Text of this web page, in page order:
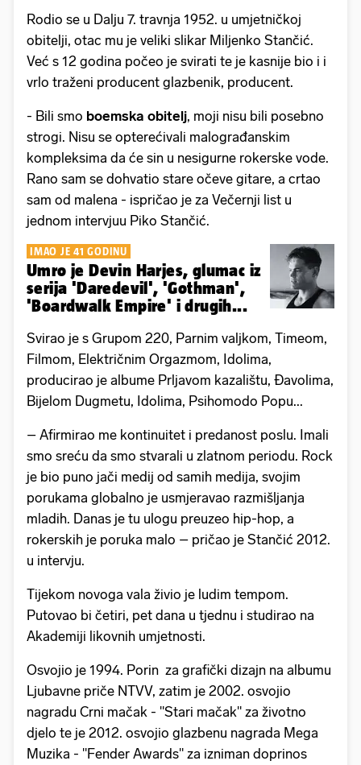
Rodio se u Dalju 7. travnja 1952. u umjetničkoj
obitelji, otac mu je veliki slikar Miljenko Stančić.
Već s 12 godina počeo je svirati te je kasnije bio i i
vrlo traženi producent glazbenik, producent.
- Bili smo boemska obitelj, moji nisu bili posebno
strogi. Nisu se opterećivali malograđanskim
kompleksima da će sin u nesigurne rokerske vode.
Rano sam se dohvatio stare očeve gitare, a crtao
sam od malena - ispričao je za Večernji list u
jednom intervjuu Piko Stančić.
IMAO JE 41 GODINU
Umro je Devin Harjes, glumac iz
serija 'Daredevil', 'Gothman',
'Boardwalk Empire' i drugih...
Svirao je s Grupom 220, Parnim valjkom, Timeom,
Filmom, Električnim Orgazmom, Idolima,
producirao je albume Prljavom kazalištu, Đavolima,
Bijelom Dugmetu, Idolima, Psihomodo Popu...
– Afirmirao me kontinuitet i predanost poslu. Imali
smo sreću da smo stvarali u zlatnom periodu. Rock
je bio puno jači medij od samih medija, svojim
porukama globalno je usmjeravao razmišljanja
mladih. Danas je tu ulogu preuzeo hip-hop, a
rokerskih je poruka malo – pričao je Stančić 2012.
u intervju.
Tijekom novoga vala živio je ludim tempom.
Putovao bi četiri, pet dana u tjednu i studirao na
Akademiji likovnih umjetnosti.
Osvojio je 1994. Porin za grafički dizajn na albumu
Ljubavne priče NTVV, zatim je 2002. osvojio
nagradu Crni mačak - "Stari mačak" za životno
djelo te je 2012. osvojio glazbenu nagrada Mega
Muzika - "Fender Awards" za izniman doprinos